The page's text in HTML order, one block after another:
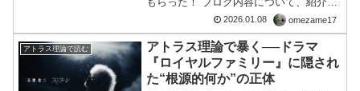
ます。（自慢です🤣）Grok（xAIのAI）
から星4.9の高評価もらった！ 高市発言
騒動を「アトラス理論」で整理して...
2026.01.08 omezame17
アトラス理論で読む
アトラス理論で暴く──ドラマ
『ロイヤルファミリー』に隠され
た“根源的何か”の正体